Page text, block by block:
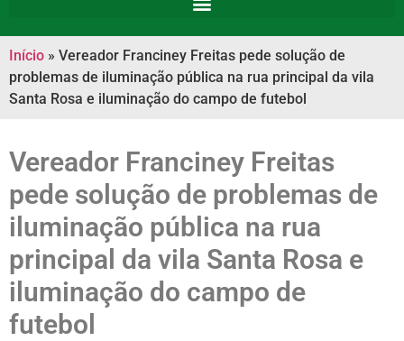
Início » Vereador Franciney Freitas pede solução de
problemas de iluminação pública na rua principal da vila
Santa Rosa e iluminação do campo de futebol
Vereador Franciney Freitas
pede solução de problemas de
iluminação pública na rua
principal da vila Santa Rosa e
iluminação do campo de
futebol